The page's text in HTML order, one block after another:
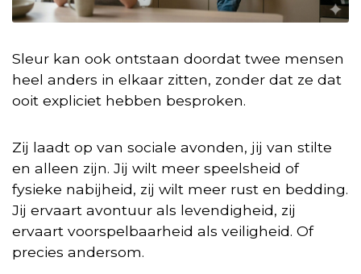
Sleur kan ook ontstaan doordat twee mensen
heel anders in elkaar zitten, zonder dat ze dat
ooit expliciet hebben besproken.
Zij laadt op van sociale avonden, jij van stilte
en alleen zijn. Jij wilt meer speelsheid of
fysieke nabijheid, zij wilt meer rust en bedding.
Jij ervaart avontuur als levendigheid, zij
ervaart voorspelbaarheid als veiligheid. Of
precies andersom.